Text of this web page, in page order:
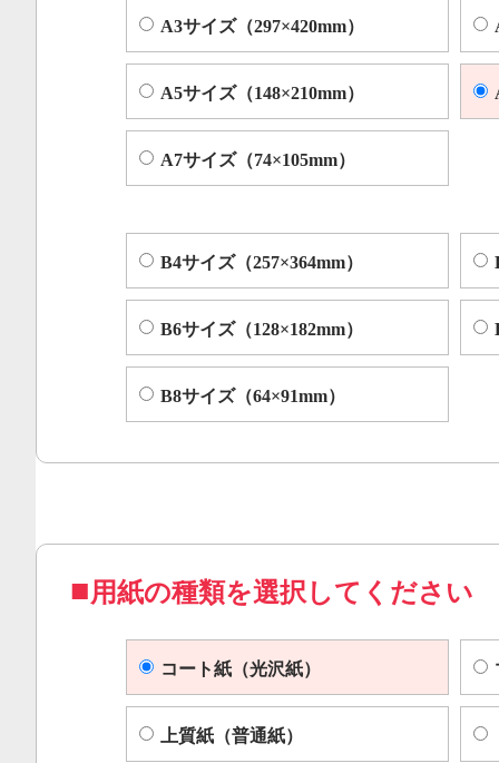
A3サイズ（297×420mm）
A5サイズ（148×210mm）
A7サイズ（74×105mm）
B4サイズ（257×364mm）
B6サイズ（128×182mm）
B8サイズ（64×91mm）
用紙の種類を選択してください
コート紙（光沢紙）
上質紙（普通紙）